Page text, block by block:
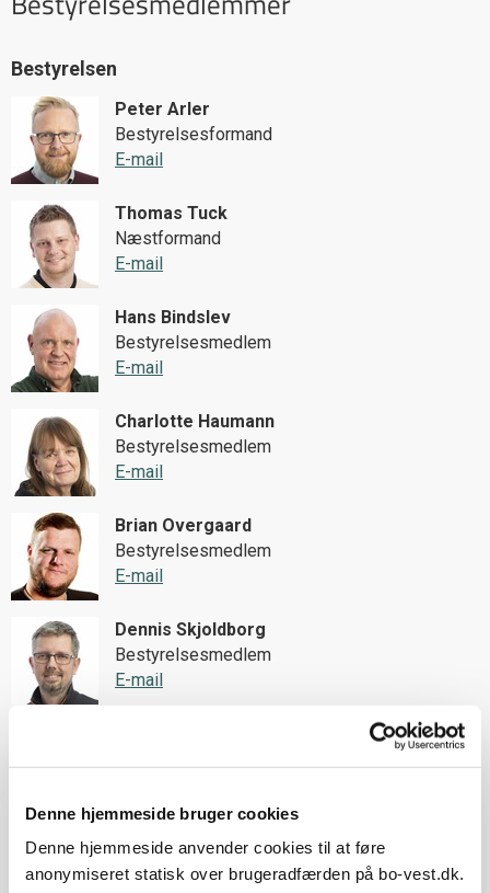
Denne hjemmeside bruger cookies
Denne hjemmeside anvender cookies til at føre
anonymiseret statisk over brugeradfærden på bo-vest.dk.
Bestyrelsen
Peter Arler
Bestyrelsesformand
E-mail
Thomas Tuck
Næstformand
E-mail
Hans Bindslev
Bestyrelsesmedlem
E-mail
Charlotte Haumann
Bestyrelsesmedlem
E-mail
Brian Overgaard
Bestyrelsesmedlem
E-mail
Dennis Skjoldborg
Bestyrelsesmedlem
E-mail
Kirsten Simonsen
1. suppleant